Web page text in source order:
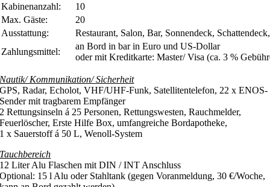
Kabinenanzahl:
10
Max. Gäste:
20
Ausstattung:
Restaurant, Salon, Bar, Sonnendeck,
Zahlungsmittel:
an Bord in bar in Euro und US-Dollar
oder mit Kreditkarte: Master/ Visa (ca. 3 %
Nautik/ Kommunikation/ Sicherheit
GPS, Radar, Echolot, VHF/UHF-Funk, Satellitentelefon, 22 x ENOS-
Sender mit tragbarem Empfänger
2 Rettungsinseln á 25 Personen, Rettungswesten, Rauchmelder,
Feuerlöscher, Erste Hilfe Box, umfangreiche Bordapotheke,
1 x Sauerstoff á 50 L, Wenoll-System
Tauchbereich
12 Liter Alu Flaschen mit DIN / INT Anschluss
Optional: 15 l Alu oder Stahltank (gegen Voranmeldung, 30 €/Woche,